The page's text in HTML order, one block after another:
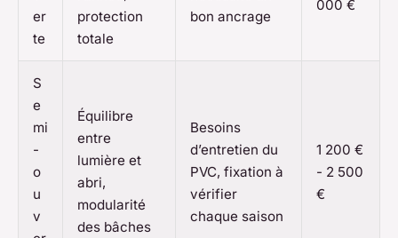
er
te
protection
totale
bon ancrage
000 €
S
e
mi
-
o
u
v
Équilibre
entre
lumière et
abri,
modularité
des bâches
Besoins
d’entretien du
PVC, fixation à
vérifier
chaque saison
1 200 €
- 2 500
€